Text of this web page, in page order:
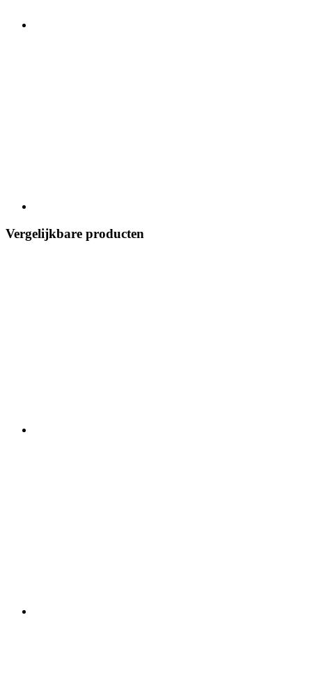
Vergelijkbare producten